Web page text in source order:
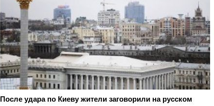
После удара по Киеву жители заговорили на русском